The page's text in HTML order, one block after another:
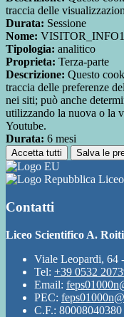
traccia delle
Durata: Sessione
Nome:
Tipologia: analitico
Proprieta: Terza-parte
Descrizione: Questo
traccia delle preferenze
nei siti; può anche
utilizzando la nuova o la
Youtube.
Durata: 6 mesi
Accetta tutti Salva le
Contatti
Liceo Scientifico A.
Viale Leopardi, 64
Tel: +39 0532
Email:
PEC:
C.F.: 80008040380